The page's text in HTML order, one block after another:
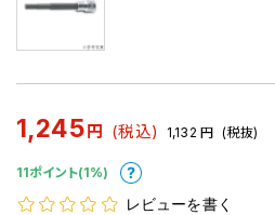
1,245 円 (税込) 1,132 円 (税抜)
11ポイント(1%)
レビューを書く